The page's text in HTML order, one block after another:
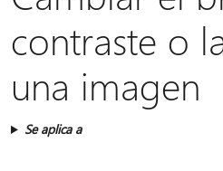
contraste o
una imagen
Se aplica a